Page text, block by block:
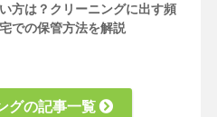
方は？クリーニングに出す頻
での保管方法を解説
グの記事一覧